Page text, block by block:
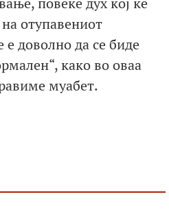
отупавениот
е доволно да се биде
како во оваа
муабет.